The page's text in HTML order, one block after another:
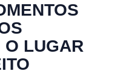
O LUGAR